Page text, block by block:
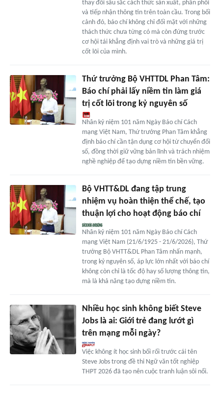
thay đổi sâu sắc cách thức sản xuất, phân phối
và tiếp nhận thông tin trên toàn cầu. Trong bối
cảnh đó, báo chí không chỉ đối mặt với những
thách thức chưa từng có mà còn đứng trước
cơ hội tái khẳng định vai trò và những giá trị
cốt lõi của mình.
Thứ trưởng Bộ VHTTDL Phan Tâm:
Báo chí phải lấy niềm tin làm giá
trị cốt lõi trong kỷ nguyên số
Nhân kỷ niệm 101 năm Ngày Báo chí Cách
mạng Việt Nam, Thứ trưởng Phan Tâm khẳng
định báo chí cần tận dụng cơ hội từ chuyển đổi
số, đồng thời giữ vững bản lĩnh và trách nhiệm
nghề nghiệp để tạo dựng niềm tin bền vững.
Bộ VHTT&DL đang tập trung
nhiệm vụ hoàn thiện thể chế, tạo
thuận lợi cho hoạt động báo chí
Nhân kỷ niệm 101 năm Ngày Báo chí Cách
mạng Việt Nam (21/6/1925 - 21/6/2026), Thứ
trưởng Bộ VHTT&DL Phan Tâm nhấn mạnh,
trong kỷ nguyên số, áp lực lớn nhất với báo chí
không còn chỉ là tốc độ hay số lượng thông tin,
mà là khả năng tạo dựng niềm tin.
Nhiều học sinh không biết Steve
Jobs là ai: Giới trẻ đang lướt gì
trên mạng mỗi ngày?
Việc không ít học sinh bối rối trước cái tên
Steve Jobs trong đề thi Ngữ văn tốt nghiệp
THPT 2026 đã tạo nên cuộc tranh luận sôi nổi.